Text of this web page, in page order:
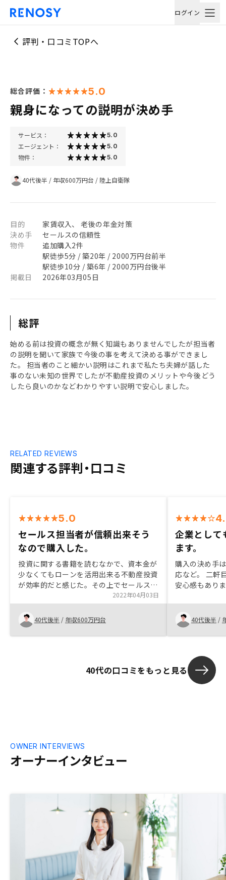
ログイン
評判・口コミTOPへ
総合評価： 5.0
親身になっての説明が決め手
サービス： 5.0
エージェント： 5.0
物件： 5.0
40代後半 / 年収600万円台 / 陸上自衛隊
目的
家賃収入、 老後の年金対策
決め手
セールスの信頼性
物件
追加購入2件
駅徒歩5分 / 築20年 / 2000万円台前半
駅徒歩10分 / 築6年 / 2000万円台後半
掲載日
2026年03月05日
総評
始める前は投資の概念が無く知識もありませんでしたが担当者
の説明を聞いて家族で今後の事を考えて決める事ができまし
た。 担当者のこと細かい説明はこれまで私たち夫婦が話した
事のない未知の世界でしたが不動産投資のメリットや今後どう
したら良いのかなどわかりやすい説明で安心しました。
関連する評判・口コミ
RELATED REVIEWS
5.0
セールス担当者が信頼出来そう
なので購入した。
投資に関する書籍を読むなかで、資本金が
少なくてもローンを活用出来る不動産投資
が効率的だと感じた。その上でセールス担
当者の説明が詳しく信頼できると感じたこ
と、サービス内容が充実していると感じた
ことから、購入に至りました。
2022年04月03日
40代後半 / 年収600万円台
企業として
ます。
購入の決め手
応など。 二軒
安心感もあり
と思います。
レバレッジが
40代後半 /
40代の口コミをもっと見る
オーナーインタビュー
OWNER INTERVIEWS